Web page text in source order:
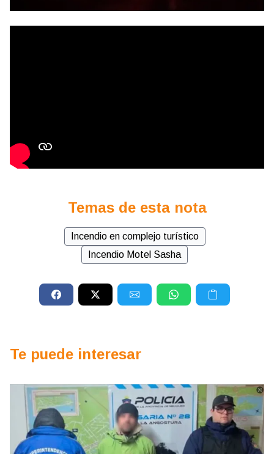
Temas de esta nota
Incendio en complejo turístico
Incendio Motel Sasha
Te puede interesar